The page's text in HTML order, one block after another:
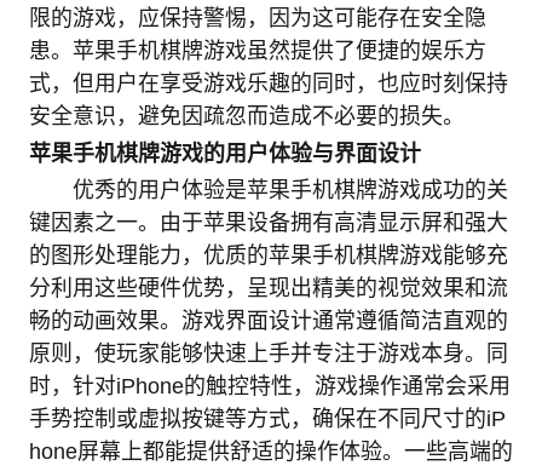
限的游戏，应保持警惕，因为这可能存在安全隐
患。苹果手机棋牌游戏虽然提供了便捷的娱乐方
式，但用户在享受游戏乐趣的同时，也应时刻保持
安全意识，避免因疏忽而造成不必要的损失。
苹果手机棋牌游戏的用户体验与界面设计
优秀的用户体验是苹果手机棋牌游戏成功的关
键因素之一。由于苹果设备拥有高清显示屏和强大
的图形处理能力，优质的苹果手机棋牌游戏能够充
分利用这些硬件优势，呈现出精美的视觉效果和流
畅的动画效果。游戏界面设计通常遵循简洁直观的
原则，使玩家能够快速上手并专注于游戏本身。同
时，针对iPhone的触控特性，游戏操作通常会采用
手势控制或虚拟按键等方式，确保在不同尺寸的iP
hone屏幕上都能提供舒适的操作体验。一些高端的